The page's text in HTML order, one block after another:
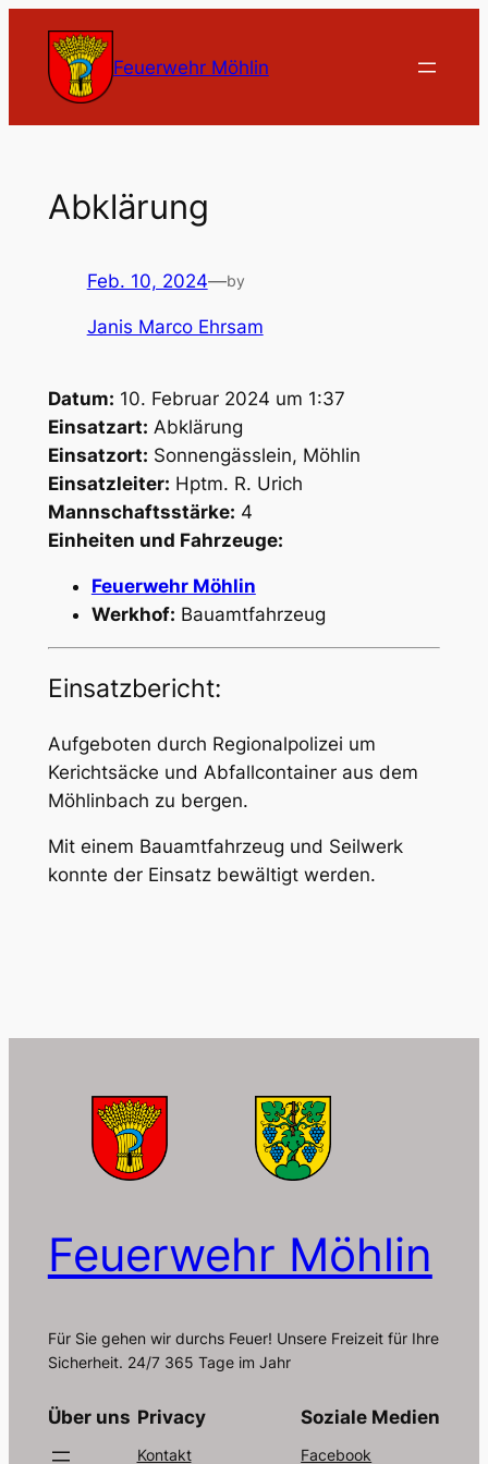
Inhalt
springen
Feuerwehr Möhlin
Abklärung
Feb. 10, 2024—by
Janis Marco Ehrsam
Datum: 10. Februar 2024 um 1:37
Einsatzart: Abklärung
Einsatzort: Sonnengässlein, Möhlin
Einsatzleiter: Hptm. R. Urich
Mannschaftsstärke: 4
Einheiten und Fahrzeuge:
Feuerwehr Möhlin
Werkhof: Bauamtfahrzeug
Einsatzbericht:
Aufgeboten durch Regionalpolizei um
Kerichtsäcke und Abfallcontainer aus dem
Möhlinbach zu bergen.
Mit einem Bauamtfahrzeug und Seilwerk
konnte der Einsatz bewältigt werden.
Feuerwehr Möhlin
Für Sie gehen wir durchs Feuer! Unsere Freizeit für Ihre
Sicherheit. 24/7 365 Tage im Jahr
Über uns Privacy
Kontakt
Soziale Medien
Facebook